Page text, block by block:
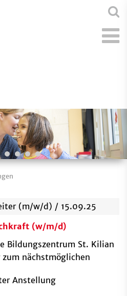
(m/w/d) / 15.09.25
(w/m/d)
Bildungszentrum St. Kilian
nächstmöglichen
Anstellung